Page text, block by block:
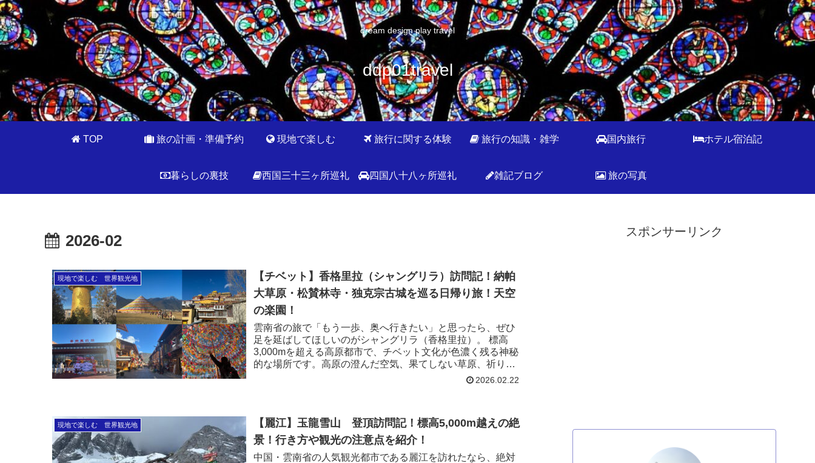
dream design play travel
ddp01travel
TOP 旅の計画・準備予約 現地で楽しむ 旅行に関する体験 旅行の知識・雑学 国内旅行 ホテル宿泊記
暮らしの裏技 西国三十三ヶ所巡礼 四国八十八ヶ所巡礼 雑記ブログ 旅の写真
2026-02
現地で楽しむ 世界観光地
【チベット】香格里拉（シャングリラ）訪問記！納帕
大草原・松賛林寺・独克宗古城を巡る日帰り旅！天空
の楽園！
雲南省の旅で「もう一歩、奥へ行きたい」と思ったら、ぜひ
足を延ばしてほしいのがシャングリラ（香格里拉）。 標高
3,000mを超える高原都市で、チベット文化が色濃く残る神秘
的な場所です。高原の澄んだ空気、果てしない草原、祈りの
風に包まれた旅の一日とシャングリラの観光情報をご紹介し
2026.02.22
現地で楽しむ 世界観光地
【麗江】玉龍雪山 登頂訪問記！標高5,000m越えの絶
景！行き方や観光の注意点を紹介！
中国・雲南省の人気観光都市である麗江を訪れたなら、絶対
スポンサーリンク